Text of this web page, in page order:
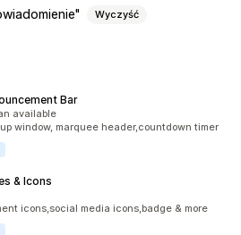
Wyczyść
Bar
1019
available
window, marquee header,countdown timer
& Icons
816
icons,social media icons,badge & more